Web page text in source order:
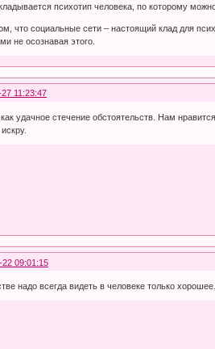
психотип человека, по которому
что социальные сети – настоящий клад для
не осознавая этого.
11:23:47
как удачное стечение обстоятельств. Нам
22 09:01:15
надо всегда видеть в человеке только